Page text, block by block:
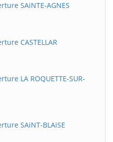
SAiNTE-AGNES
CASTELLAR
LA ROQUETTE-SUR-
SAiNT-BLAiSE